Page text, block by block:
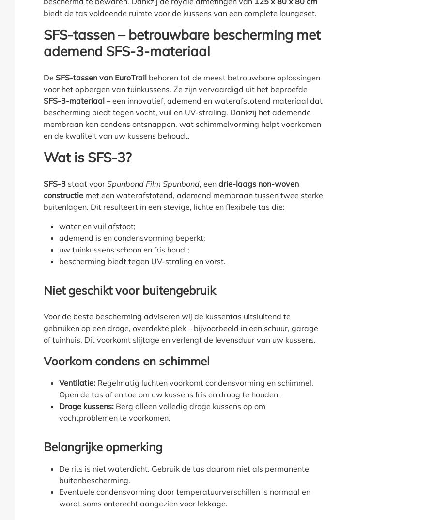
biedt de tas voldoende ruimte voor de kussens van een complete loungeset.
SFS-tassen – betrouwbare bescherming met
ademend SFS-3-materiaal
De SFS-tassen van EuroTrail behoren tot de meest betrouwbare oplossingen
voor het opbergen van tuinkussens. Ze zijn vervaardigd uit het beproefde
SFS-3-materiaal – een innovatief, ademend en waterafstotend materiaal dat
bescherming biedt tegen vocht, vuil en UV-straling. Dankzij het ademende
membraan kan condens ontsnappen, wat schimmelvorming helpt voorkomen
en de kwaliteit van uw kussens behoudt.
Wat is SFS-3?
SFS-3 staat voor Spunbond Film Spunbond, een drie-laags non-woven
constructie met een waterafstotend, ademend membraan tussen twee sterke
buitenlagen. Dit resulteert in een stevige, lichte en flexibele tas die:
water en vuil afstoot;
ademend is en condensvorming beperkt;
uw tuinkussens schoon en fris houdt;
bescherming biedt tegen UV-straling en vorst.
Niet geschikt voor buitengebruik
Voor de beste bescherming adviseren wij de kussentas uitsluitend te
gebruiken op een droge, overdekte plek – bijvoorbeeld in een schuur, garage
of tuinhuis. Dit voorkomt slijtage en verlengt de levensduur van uw kussens.
Voorkom condens en schimmel
Ventilatie: Regelmatig luchten voorkomt condensvorming en schimmel.
Open de tas af en toe om uw kussens fris en droog te houden.
Droge kussens: Berg alleen volledig droge kussens op om
vochtproblemen te voorkomen.
Belangrijke opmerking
De rits is niet waterdicht. Gebruik de tas daarom niet als permanente
buitenbescherming.
Eventuele condensvorming door temperatuurverschillen is normaal en
wordt soms onterecht aangezien voor lekkage.